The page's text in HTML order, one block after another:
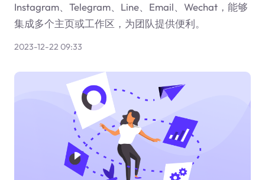
Instagram、Telegram、Line、Email、Wechat，能够
集成多个主页或工作区，为团队提供便利。
2023-12-22 09:33